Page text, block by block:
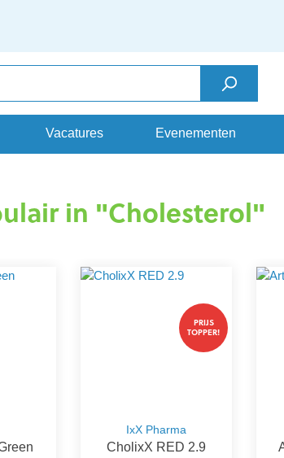
Vacatures Evenementen
in "Cholesterol"
PRIJS
TOPPER!
IxX Pharma
CholixX RED 2.9